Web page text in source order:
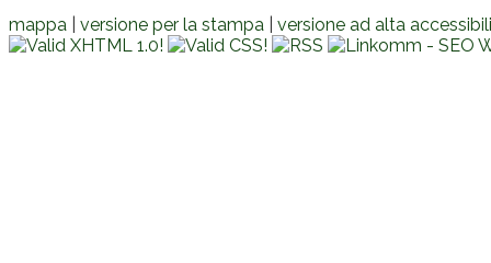
mappa versione per la stampa versione ad alta